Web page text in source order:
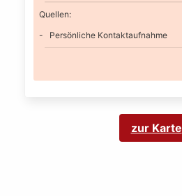
Quellen:
Persönliche Kontaktaufnahme
zur Karte